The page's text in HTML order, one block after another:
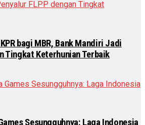
bagi MBR, Bank Mandiri Jadi
Tingkat Keterhunian Terbaik
Sesungguhnya: Laga Indonesia